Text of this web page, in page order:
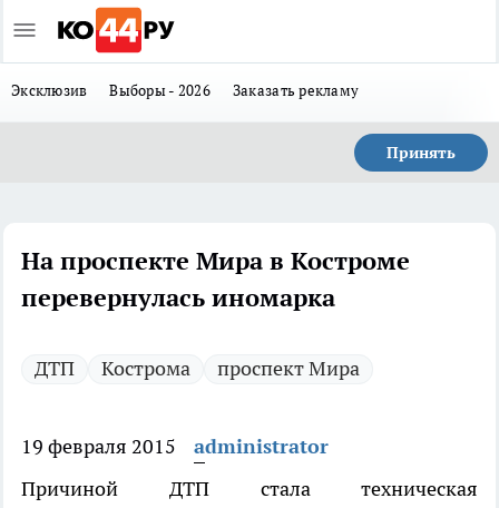
Эксклюзив Выборы - 2026 Заказать рекламу
Принять
На проспекте Мира в Костроме
перевернулась иномарка
ДТП Кострома проспект Мира
19 февраля 2015
administrator
Причиной ДТП стала техническая